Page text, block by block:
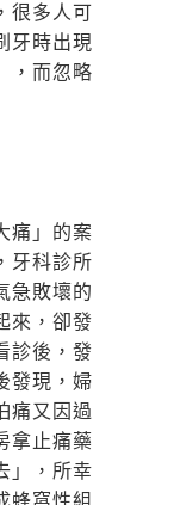
很多人可
牙時出現
，而忽略
痛」的案
牙科診所
急敗壞的
來，卻發
診後，發
發現，婦
痛又因過
拿止痛藥
」，所幸
蜂窩性組